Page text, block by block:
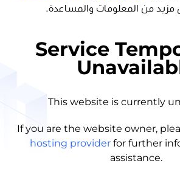
مزيد من المعلومات والمساعدة.
Service
This website is currently
If you are the website owner,
hosting provider for further
assistance.